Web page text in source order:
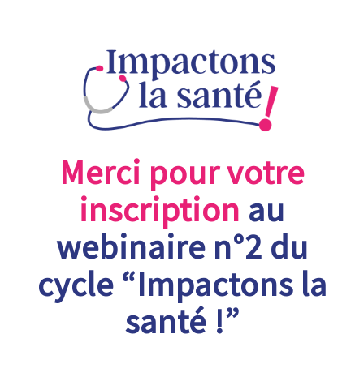
Merci pour votre
inscription au
webinaire n°2 du
cycle “Impactons la
santé !”